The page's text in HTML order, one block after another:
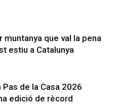
muntanya que val la pena
estiu a Catalunya
Pas de la Casa 2026
edició de rècord